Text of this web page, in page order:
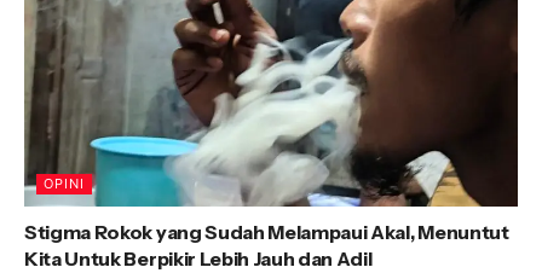
OPINI
Stigma Rokok yang Sudah Melampaui Akal, Menuntut
Kita Untuk Berpikir Lebih Jauh dan Adil